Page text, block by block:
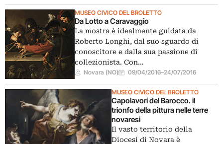
MUSEO CIVICO DEL BROLETTO
Da Lotto a Caravaggio
La mostra è idealmente guidata da
Roberto Longhi, dal suo sguardo di
conoscitore e dalla sua passione di
collezionista. Con…
Novara (NO) 09/04/2016–24/07/2016
MUSEO CIVICO DEL BROLETTO
Capolavori del Barocco. il
trionfo della pittura nelle terre
novaresi
Il vasto territorio della
Diocesi di Novara è